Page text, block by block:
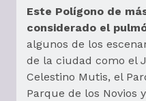
Este Polígono de
considerado el
algunos de los
de la ciudad como el
Celestino Mutis, el
Parque de los Novios